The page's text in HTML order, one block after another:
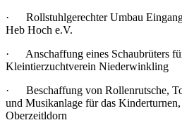
· Rollstuhlgerechter Umbau
Heb Hoch e.V.
· Anschaffung eines Schaubrüters
Kleintierzuchtverein Niederwinkling
· Beschaffung von Rollenrutsche,
und Musikanlage für das
Oberzeitldorn